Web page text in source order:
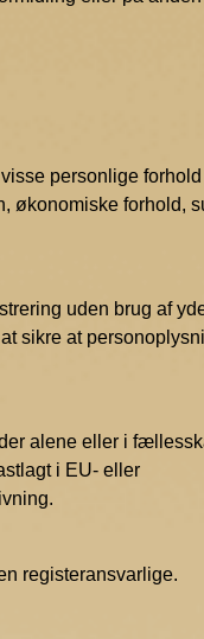
personlige forhold
økonomiske forhold,
uden brug af
sikre at
alene eller i
i EU- eller
registeransvarlige.